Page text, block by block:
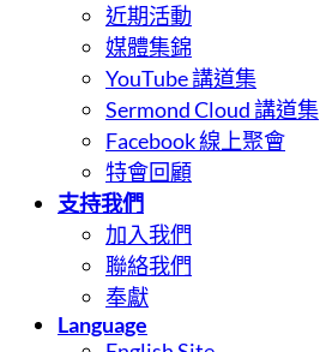
近期活動
媒體集錦
YouTube 講道集
Sermond Cloud 講道集
Facebook 線上聚會
特會回顧
支持我們
加入我們
聯絡我們
奉獻
Language